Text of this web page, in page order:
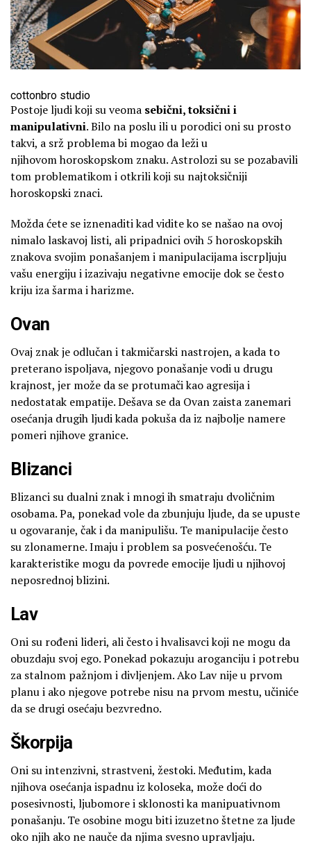
cottonbro studio
Postoje ljudi koji su veoma sebični, toksični i
manipulativni. Bilo na poslu ili u porodici oni su prosto
takvi, a srž problema bi mogao da leži u
njihovom horoskopskom znaku. Astrolozi su se pozabavili
tom problematikom i otkrili koji su najtoksičniji
horoskopski znaci.
Možda ćete se iznenaditi kad vidite ko se našao na ovoj
nimalo laskavoj listi, ali pripadnici ovih 5 horoskopskih
znakova svojim ponašanjem i manipulacijama iscrpljuju
vašu energiju i izazivaju negativne emocije dok se često
kriju iza šarma i harizme.
Ovan
Ovaj znak je odlučan i takmičarski nastrojen, a kada to
preterano ispoljava, njegovo ponašanje vodi u drugu
krajnost, jer može da se protumači kao agresija i
nedostatak empatije. Dešava se da Ovan zaista zanemari
osećanja drugih ljudi kada pokuša da iz najbolje namere
pomeri njihove granice.
Blizanci
Blizanci su dualni znak i mnogi ih smatraju dvoličnim
osobama. Pa, ponekad vole da zbunjuju ljude, da se upuste
u ogovaranje, čak i da manipulišu. Te manipulacije često
su zlonamerne. Imaju i problem sa posvećenošću. Te
karakteristike mogu da povrede emocije ljudi u njihovoj
neposrednoj blizini.
Lav
Oni su rođeni lideri, ali često i hvalisavci koji ne mogu da
obuzdaju svoj ego. Ponekad pokazuju aroganciju i potrebu
za stalnom pažnjom i divljenjem. Ako Lav nije u prvom
planu i ako njegove potrebe nisu na prvom mestu, učiniće
da se drugi osećaju bezvredno.
Škorpija
Oni su intenzivni, strastveni, žestoki. Međutim, kada
njihova osećanja ispadnu iz koloseka, može doći do
posesivnosti, ljubomore i sklonosti ka manipuativnom
ponašanju. Te osobine mogu biti izuzetno štetne za ljude
oko njih ako ne nauče da njima svesno upravljaju.